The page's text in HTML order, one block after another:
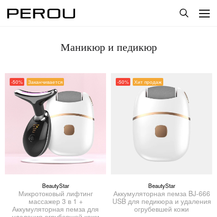
Маникюр и педикюр
-50% Заканчивается
BeautyStar
Микротоковый лифтинг
массажер 3 в 1 +
Аккумуляторная пемза для
-50% Хит продаж
BeautyStar
Аккумуляторная пемза BJ-666
USB для педикюра и удаления
огрубевшей кожи